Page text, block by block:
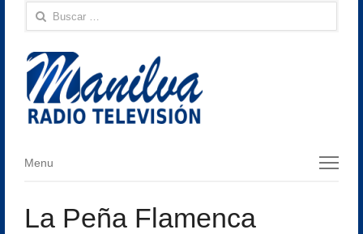
Buscar:
Menu
Menu
La Peña Flamenca